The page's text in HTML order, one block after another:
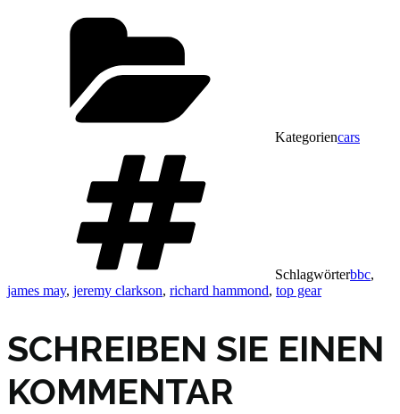
Kategoriencars
Schlagwörterbbc,
james may, jeremy clarkson, richard hammond, top gear
SCHREIBEN SIE EINEN
KOMMENTAR